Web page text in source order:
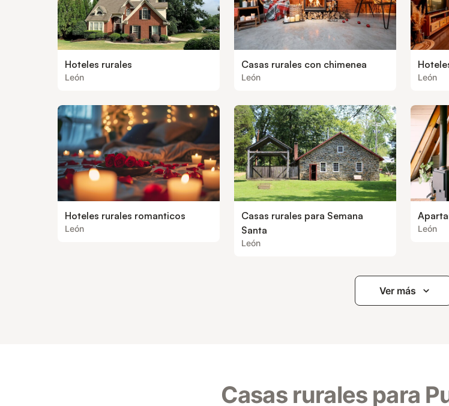
Hoteles rurales
León
Casas rurales con chimenea
León León
Hoteles rurales romanticos
León
Casas rurales para Semana
Santa
León
León
Ver más
Casas rurales para